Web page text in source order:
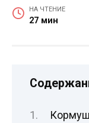
НА ЧТЕНИЕ
27 мин